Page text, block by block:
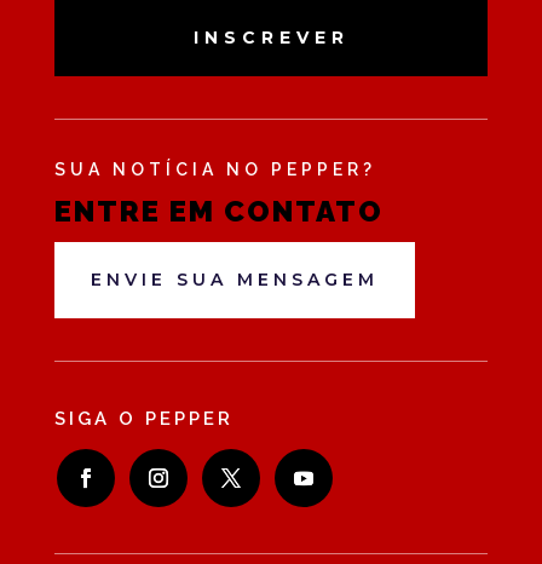
INSCREVER
SUA NOTÍCIA NO PEPPER?
ENTRE EM CONTATO
ENVIE SUA MENSAGEM
SIGA O PEPPER